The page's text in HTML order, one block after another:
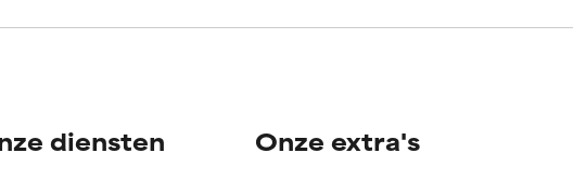
ernaar nog niet
ernaar nog niet
diensten Onze extra's